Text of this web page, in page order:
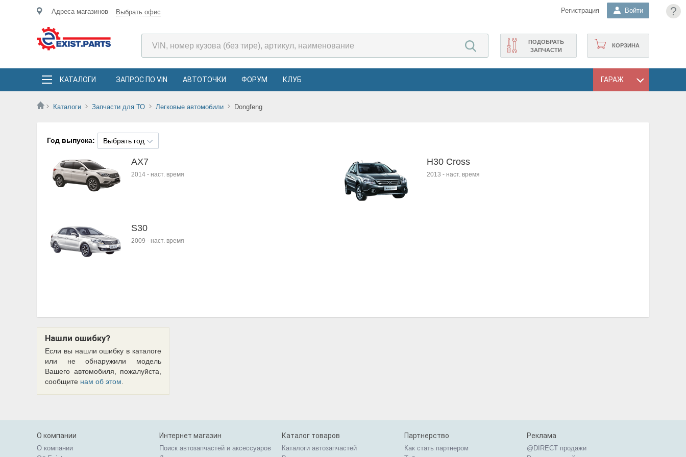
?
Адреса магазинов Выбрать офис Регистрация Войти
КОРЗИНА
ПОДОБРАТЬ
ЗАПЧАСТИ
КАТАЛОГИ ЗАПРОС ПО VIN АВТОТОЧКИ ФОРУМ КЛУБ ГАРАЖ
Каталоги Запчасти для ТО Легковые автомобили Dongfeng
Год выпуска: Выбрать год
AX7
2014 - наст. время
H30 Cross
2013 - наст. время
S30
2009 - наст. время
Нашли ошибку?
Если вы нашли ошибку в каталоге
или не обнаружили модель
Вашего автомобиля, пожалуйста,
сообщите нам об этом
О компании
О компании
Интернет магазин
Поиск автозапчастей и аксессуаров
Каталог товаров
Каталоги автозапчастей
Партнерство
Как стать партнером
Реклама
@DIRECT продажи